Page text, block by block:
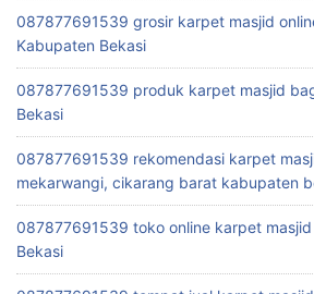
087877691539 grosir karpet masjid
Kabupaten Bekasi
087877691539 produk karpet masjid
Bekasi
087877691539 rekomendasi karpet
mekarwangi, cikarang barat kabupaten
087877691539 toko online karpet
Bekasi